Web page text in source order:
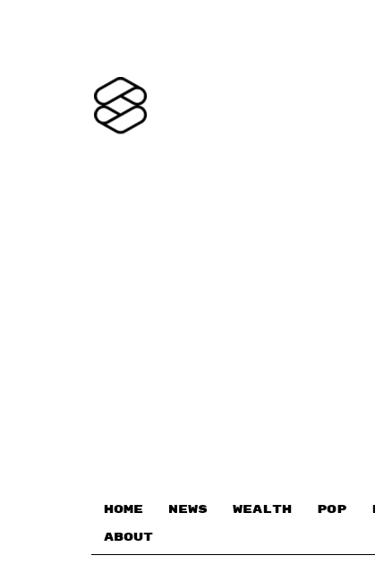
HOME NEWS WEALTH POP
ABOUT